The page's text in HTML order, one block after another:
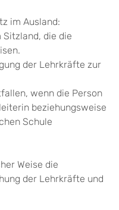
im Ausland:
Sitzland, die die
der Lehrkräfte zur
wenn die Person
beziehungsweise
Schule
Weise die
der Lehrkräfte und